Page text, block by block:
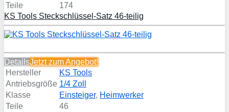
Teile
174
KS Tools Steckschlüssel-Satz 46-teilig
DetailsJetzt zumAngebot!
Hersteller
KS Tools
Antriebsgröße 1/4 Zoll
Klasse
Einsteiger, Heimwerker
Teile
46